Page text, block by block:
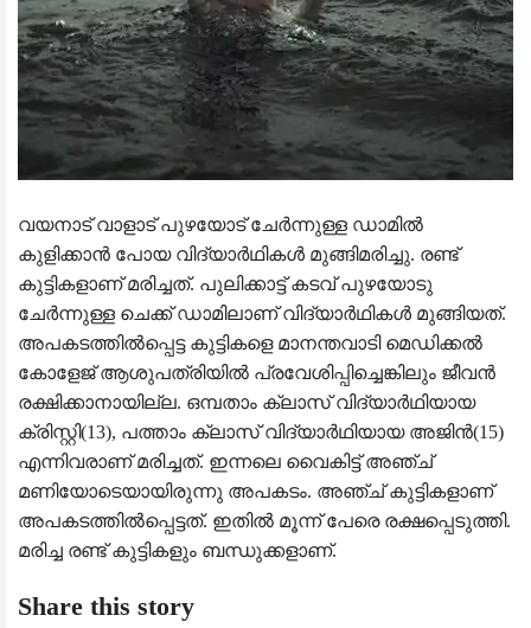
വയനാട് വാളാട് പുഴയോട് ചേർന്നുള്ള ഡാമിൽ
കുളിക്കാൻ പോയ വിദ്യാർഥികൾ മുങ്ങിമരിച്ചു. രണ്ട്
കുട്ടികളാണ് മരിച്ചത്. പുലിക്കാട്ട് കടവ് പുഴയോടു
ചേർന്നുള്ള ചെക്ക് ഡാമിലാണ് വിദ്യാർഥികൾ മുങ്ങിയത്.
അപകടത്തിൽപ്പെട്ട കുട്ടികളെ മാനന്തവാടി മെഡിക്കൽ
കോളേജ് ആശുപത്രിയിൽ പ്രവേശിപ്പിച്ചെങ്കിലും ജീവൻ
രക്ഷിക്കാനായില്ല. ഒമ്പതാം ക്ലാസ് വിദ്യാർഥിയായ
ക്രിസ്റ്റി(13), പത്താം ക്ലാസ് വിദ്യാർഥിയായ അജിൻ(15)
എന്നിവരാണ് മരിച്ചത്. ഇന്നലെ വൈകിട്ട് അഞ്ച്
മണിയോടെയായിരുന്നു അപകടം. അഞ്ച് കുട്ടികളാണ്
അപകടത്തിൽപ്പെട്ടത്. ഇതിൽ മൂന്ന് പേരെ രക്ഷപ്പെടുത്തി.
മരിച്ച രണ്ട് കുട്ടികളും ബന്ധുക്കളാണ്.
Share this story